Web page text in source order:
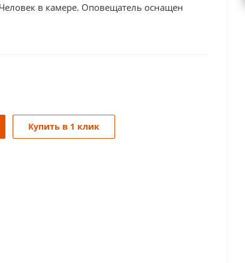
в камере. Оповещатель оснащен
Купить в 1 клик